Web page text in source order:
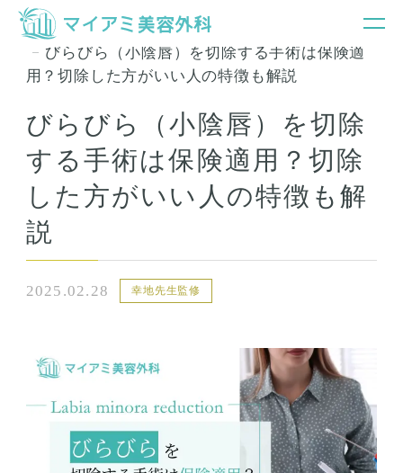
銀座マイアミ美容外科TOP
びらびら（小陰唇）を切除する手術は保険適
用？切除した方がいい人の特徴も解説
びらびら（小陰唇）を切除
する手術は保険適用？切除
した方がいい人の特徴も解
説
2025.02.28 幸地先生監修